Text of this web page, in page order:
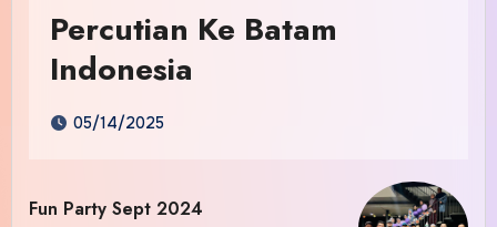
Percutian Ke Batam
Indonesia
05/14/2025
Fun Party Sept 2024